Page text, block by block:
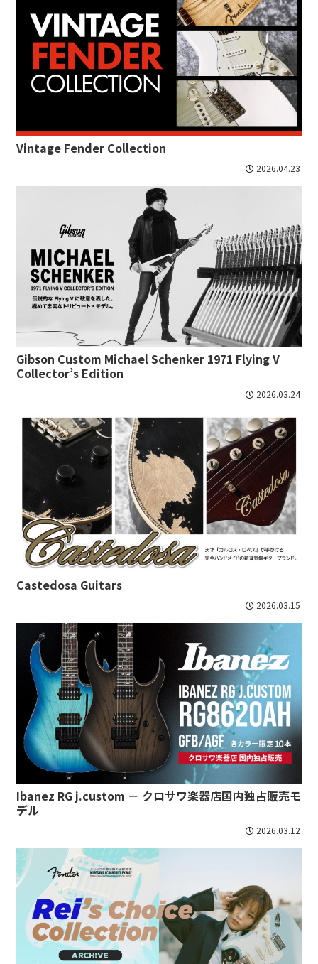
Vintage Fender Collection
2026.04.23
Gibson Custom Michael Schenker 1971 Flying V
Collector’s Edition
2026.03.24
Castedosa Guitars
2026.03.15
Ibanez RG j.custom － クロサワ楽器店国内独占販売モ
デル
2026.03.12